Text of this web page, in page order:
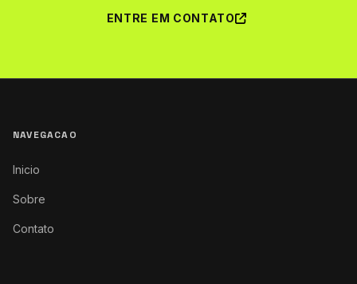
ENTRE EM CONTATO
NAVEGACAO
Inicio
Sobre
Contato